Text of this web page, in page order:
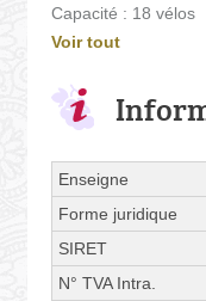
Capacité : 18 vélos
Voir tout
Enseigne
Forme juridique
SIRET
N° TVA Intra.